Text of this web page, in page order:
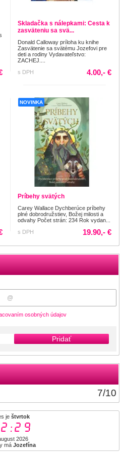
osobných údajov
Pridať
7/10
je štvrtok
2026
má Jozefína
Skladačka s nálepkami: Cesta k
zasväteniu sa svä...
Donald Calloway príloha ku knihe
Zasvätenie sa svätému Jozefovi pre
deti a rodiny Vydavateľstvo:
ZACHEJ....
s DPH
4.00,- €
NOVINKA
Príbehy svätých
Carey Wallace Dychberúce príbehy
plné dobrodružstiev, Božej milosti a
odvahy Počet strán: 234 Rok vydan...
s DPH
19.90,- €